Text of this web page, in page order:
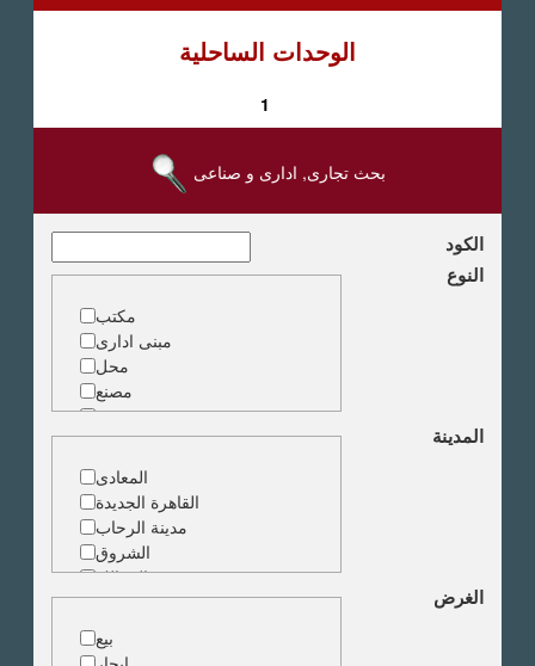
الوحدات الساحلية
1
بحث تجارى, ادارى و صناعى
الكود
النوع
مكتب
مبنى ادارى
محل
مصنع
مخزن
ارض خدمات
المدينة
المعادى
القاهرة الجديدة
مدينة الرحاب
الشروق
الزمالك
جاردن سيتى
دقى
المهندسين
الغرض
بيع